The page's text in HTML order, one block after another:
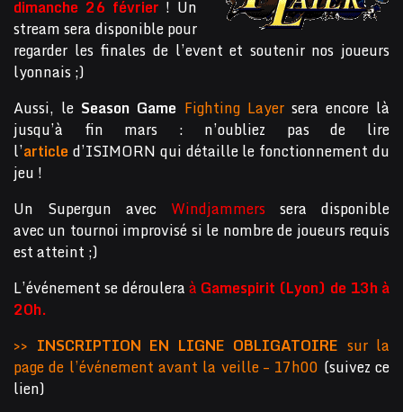
dimanche 26 février ! Un
stream sera disponible pour
regarder les finales de l’event et soutenir nos joueurs
lyonnais ;)
Aussi, le Season Game Fighting Layersera encore là
jusqu’à fin mars : n’oubliez pas de lire
l’articled’ISIMORN qui détaille le fonctionnement du
jeu !
Un Supergun avec Windjammers sera disponible
avec un tournoi improvisé si le nombre de joueurs requis
est atteint ;)
L’événement se dérouleraà Gamespirit (Lyon) de 13h à
20h.
>> INSCRIPTION EN LIGNE OBLIGATOIRE sur la
page de l’événement avant la veille – 17h00 (suivez ce
lien)